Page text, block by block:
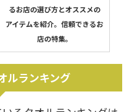
るお店の選び方とオススメの
アイテムを紹介。信頼できるお
店の特集。
ルランキング